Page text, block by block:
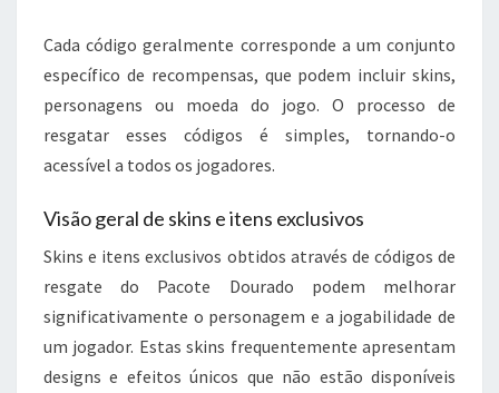
Cada código geralmente corresponde a um conjunto
específico de recompensas, que podem incluir skins,
personagens ou moeda do jogo. O processo de
resgatar esses códigos é simples, tornando-o
acessível a todos os jogadores.
Visão geral de skins e itens exclusivos
Skins e itens exclusivos obtidos através de códigos de
resgate do Pacote Dourado podem melhorar
significativamente o personagem e a jogabilidade de
um jogador. Estas skins frequentemente apresentam
designs e efeitos únicos que não estão disponíveis